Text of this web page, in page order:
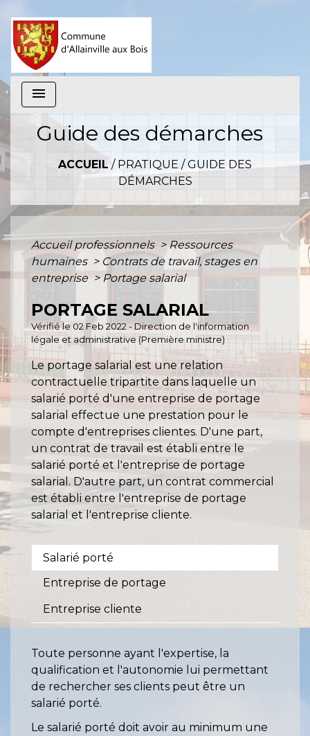
menu
Guide des démarches
ACCUEIL / PRATIQUE /GUIDE DES
DÉMARCHES
Accueil professionnels > Ressources
humaines > Contrats de travail, stages en
entreprise > Portage salarial
PORTAGE SALARIAL
Vérifié le 02 Feb 2022 - Direction de l'information
légale et administrative (Première ministre)
Le portage salarial est une relation
contractuelle tripartite dans laquelle un
salarié porté d'une entreprise de portage
salarial effectue une prestation pour le
compte d'entreprises clientes. D'une part,
un contrat de travail est établi entre le
salarié porté et l'entreprise de portage
salarial. D'autre part, un contrat commercial
est établi entre l'entreprise de portage
salarial et l'entreprise cliente.
Salarié porté
Entreprise de portage
Entreprise cliente
Toute personne ayant l'expertise, la
qualification et l'autonomie lui permettant
de rechercher ses clients peut être un
salarié porté.
Le salarié porté doit avoir au minimum une